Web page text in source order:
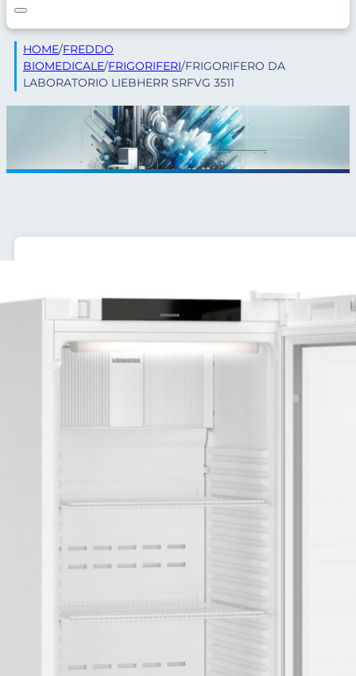
HOME/FREDDO
BIOMEDICALE/FRIGORIFERI/FRIGORIFERO DA
LABORATORIO LIEBHERR SRFVG 3511